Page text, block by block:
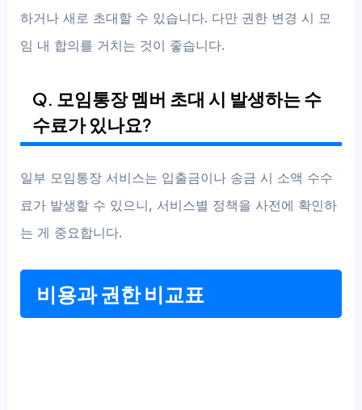
하거나 새로 초대할 수 있습니다. 다만 권한 변경 시 모
임 내 합의를 거치는 것이 좋습니다.
Q. 모임통장 멤버 초대 시 발생하는 수
수료가 있나요?
일부 모임통장 서비스는 입출금이나 송금 시 소액 수수
료가 발생할 수 있으니, 서비스별 정책을 사전에 확인하
는 게 중요합니다.
비용과 권한 비교표